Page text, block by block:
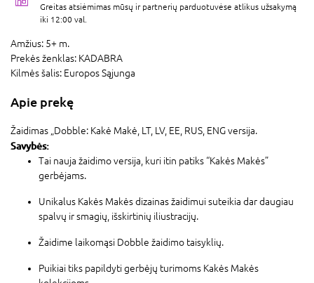
Greitas atsiėmimas mūsų ir partnerių parduotuvėse atlikus užsakymą
iki 12:00 val.
Amžius: 5+ m.
Prekės ženklas: KADABRA
Kilmės šalis: Europos Sąjunga
Apie prekę
Žaidimas „Dobble: Kakė Makė, LT, LV, EE, RUS, ENG versija.
Savybės:
Tai nauja žaidimo versija, kuri itin patiks “Kakės Makės”
gerbėjams.
Unikalus Kakės Makės dizainas žaidimui suteikia dar daugiau
spalvų ir smagių, išskirtinių iliustracijų.
Žaidime laikomąsi Dobble žaidimo taisyklių.
Puikiai tiks papildyti gerbėjų turimoms Kakės Makės